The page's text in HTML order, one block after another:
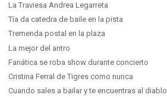
La Traviesa Andrea Legarreta
Tía da catedra de baile en la pista
Tremenda postal en la plaza
La mejor del antro
Fanática se roba show durante concierto
Cristina Ferral de Tigres como nunca
Cuando sales a bailar y te encuentras al diablo